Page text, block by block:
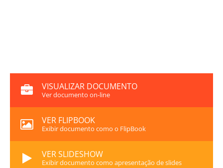
VISUALIZAR DOCUMENTO
Ver documento on-line
VER FLIPBOOK
Exibir documento como o FlipBook
VER SLIDESHOW
Exibir documento como apresentação de slides